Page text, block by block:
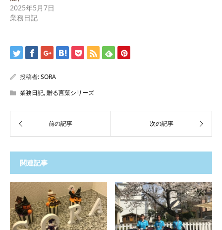
2025年5月7日
業務日記
投稿者:SORA
業務日記,贈る言葉シリーズ
関連記事